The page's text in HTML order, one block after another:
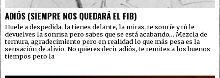
ADIÓS (SIEMPRE NOS QUEDARÁ EL FIB)
Huele a despedida, la tienes delante, la miras, te sonríe y tú le
devuelves la sonrisa pero sabes que se está acabando… Mezcla de
ternura, agradecimiento pero en realidad lo que más pesa es la
sensación de alivio. No quieres decir adiós, te remites a los buenos
tiempos pero la